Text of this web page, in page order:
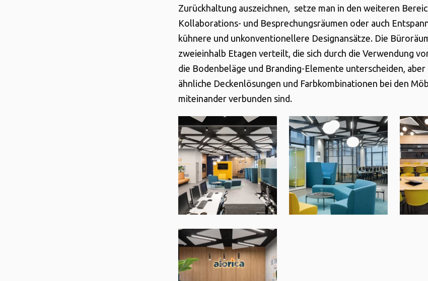
Zurückhaltung auszeichnen, setze man in den weiteren
Kollaborations- und Besprechungsräumen oder auch
kühnere und unkonventionellere Designansätze. Die
zweieinhalb Etagen verteilt, die sich durch die Verwendung
die Bodenbeläge und Branding-Elemente unterscheiden, aber
ähnliche Deckenlösungen und Farbkombinationen bei den
miteinander verbunden sind.